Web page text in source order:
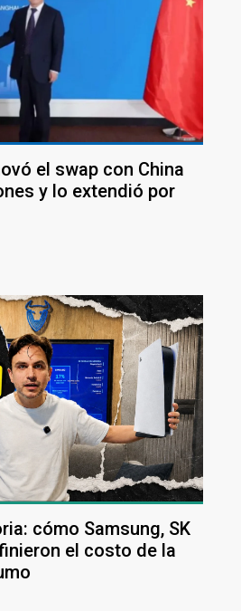
el swap con China
y lo extendió por
cómo Samsung, SK
el costo de la